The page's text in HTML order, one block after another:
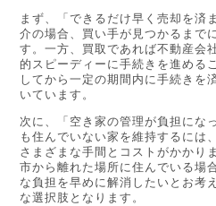
まず、「できるだけ早く売却を済
介の場合、買い手が見つかるまで
す。一方、買取であれば不動産会
的スピーディーに手続きを進める
してから一定の期間内に手続きを
いています。
次に、「空き家の管理が負担にな
も住んでいない家を維持するには
さまざまな手間とコストがかかり
市から離れた場所に住んでいる場
な負担を早めに解消したいとお考
な選択肢となります。